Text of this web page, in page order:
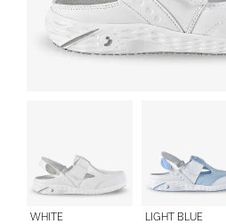
WHITE LIGHT BLUE